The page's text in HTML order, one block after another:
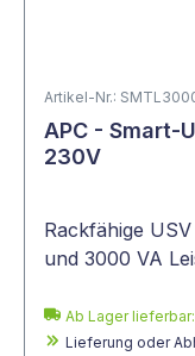
Artikel-Nr.:
APC - Smart-
230V
Rackfähige
und 3000 VA
Ab Lager lieferbar:
Lieferung oder